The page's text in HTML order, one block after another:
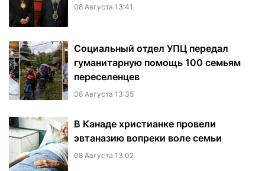
08 Августа 13:41
Социальный отдел УПЦ передал
гуманитарную помощь 100 семьям
переселенцев
08 Августа 13:35
В Канаде христианке провели
эвтаназию вопреки воле семьи
08 Августа 13:02